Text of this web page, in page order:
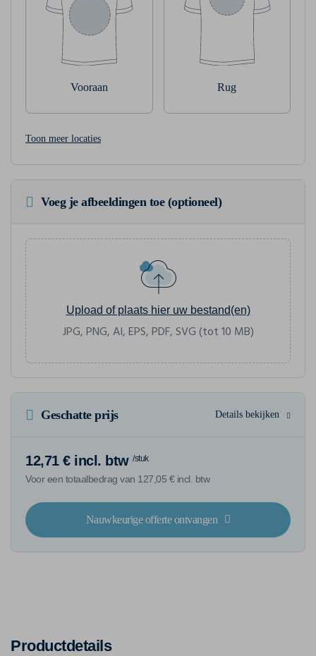
Vooraan Rug
Toon meer locaties
Voeg je afbeeldingen toe (optioneel)
Upload of plaats hier uw bestand(en)
JPG, PNG, AI, EPS, PDF, SVG (tot 10 MB)
Geschatte prijs Details bekijken
12,71 € incl. btw /stuk
Voor een totaalbedrag van 127,05 € incl. btw
Nauwkeurige offerte ontvangen
Productdetails